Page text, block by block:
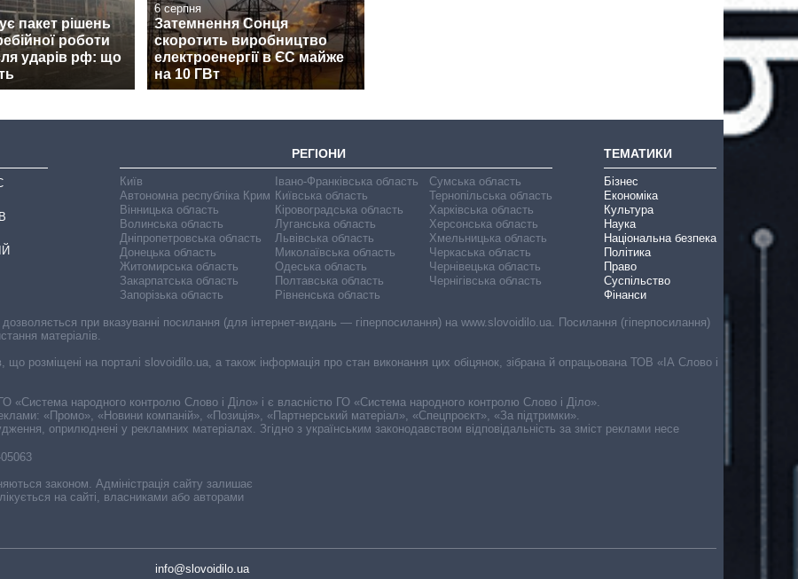
пакет рішень
роботи
ударів рф: що
6 серпня
Затемнення Сонця
скоротить виробництво
електроенергії в ЄС майже
на 10 ГВт
РЕГІОНИ
Київ
Автономна республіка Крим
Вінницька область
Волинська область
Дніпропетровська область
Донецька область
Житомирська область
Закарпатська область
Запорізька область
Івано-Франківська область
Київська область
Кіровоградська область
Луганська область
Львівська область
Миколаївська область
Одеська область
Полтавська область
Рівненська область
Сумська область
Тернопільська область
Харківська область
Херсонська область
Хмельницька область
Черкаська область
Чернівецька область
Чернігівська область
ТЕМАТИКИ
Бізнес
Економіка
Культура
Наука
Національна безпека
Політика
Право
Суспільство
Фінанси
законом. Адміністрація сайту залишає
на сайті, власниками або авторами
info@slovoidilo.ua
при вказуванні посилання (для інтернет-видань — гіперпосилання) на www.slovoidilo.ua. Посилання (гіперпосилання)
матеріалів.
що розміщені на порталі slovoidilo.ua, а також інформація про стан виконання цих обіцянок, зібрана й опрацьована ТОВ «ІА Слово і
«Система народного контролю Слово і Діло» і є власністю ГО «Система народного контролю Слово і Діло».
«Промо», «Новини компаній», «Позиція», «Партнерський матеріал», «Спецпроєкт», «За підтримки».
оприлюднені у рекламних матеріалах. Згідно з українським законодавством відповідальність за зміст реклами несе